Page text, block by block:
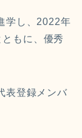
学し、2022年
もに、優秀
表登録メンバ